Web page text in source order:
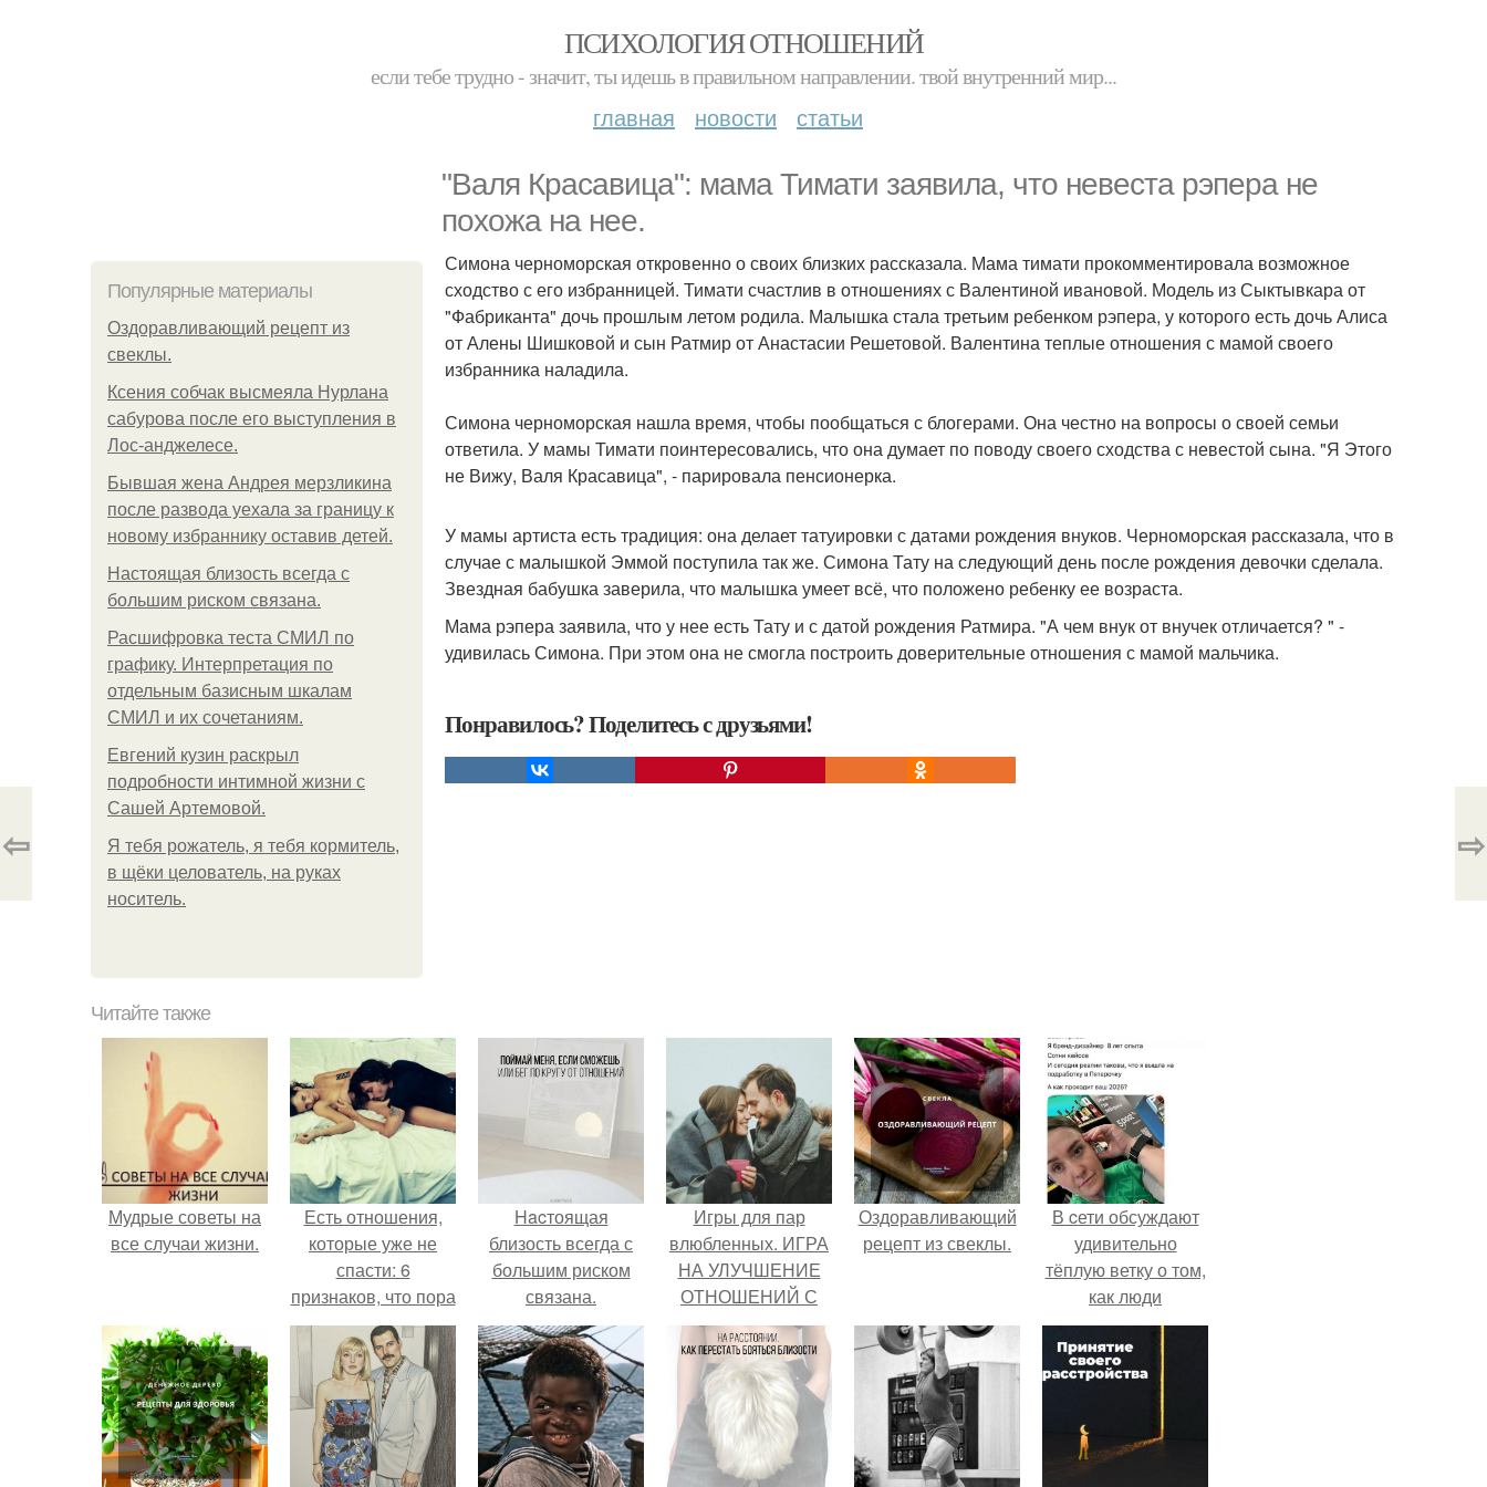
ПСИХОЛОГИЯ ОТНОШЕНИЙ
если тебе трудно - значит, ты идешь в правильном направлении. твой внутренний мир...
главная новости статьи
"Валя Красавица": мама Тимати заявила, что невеста рэпера не
похожа на нее.
Популярные материалы
Оздоравливающий рецепт из
свеклы.
Ксения собчак высмеяла Нурлана
сабурова после его выступления в
Лос-анджелесе.
Бывшая жена Андрея мерзликина
после развода уехала за границу к
новому избраннику оставив детей.
Hacтоящая близость всегда с
большим риском связана.
Расшифровка теста СМИЛ по
графику. Интерпретация по
отдельным базисным шкалам
СМИЛ и их сочетаниям.
Евгений кузин раскрыл
подробности интимной жизни с
Сашей Артемовой.
Я тебя рожатель, я тебя кормитель,
в щёки целователь, на руках
носитель.
Симона черноморская откровенно о своих близких рассказала. Мама тимати прокомментировала возможное
сходство с его избранницей. Тимати счастлив в отношениях с Валентиной ивановой. Модель из Сыктывкара от
"Фабриканта" дочь прошлым летом родила. Малышка стала третьим ребенком рэпера, у которого есть дочь Алиса
от Алены Шишковой и сын Ратмир от Анастасии Решетовой. Валентина теплые отношения с мамой своего
избранника наладила.
Симона черноморская нашла время, чтобы пообщаться с блогерами. Она честно на вопросы о своей семьи
ответила. У мамы Тимати поинтересовались, что она думает по поводу своего сходства с невестой сына. "Я Этого
не Вижу, Валя Красавица", - парировала пенсионерка.
У мамы артиста есть традиция: она делает татуировки с датами рождения внуков. Черноморская рассказала, что в
случае с малышкой Эммой поступила так же. Симона Тату на следующий день после рождения девочки сделала.
Звездная бабушка заверила, что малышка умеет всё, что положено ребенку ее возраста.
Мама рэпера заявила, что у нее есть Тату и с датой рождения Ратмира. "А чем внук от внучек отличается? " -
удивилась Симона. При этом она не смогла построить доверительные отношения с мамой мальчика.
Понравилось? Поделитесь с друзьями!
⇦ ⇨
Читайте также
Мудрые советы на
все случаи жизни.
Есть отношения,
которые уже не
спасти: 6
признаков, что пора
перестать
бороться.
Hacтоящая
близость всегда с
большим риском
связана.
Игры для пар
влюбленных. ИГРА
НА УЛУЧШЕНИЕ
ОТНОШЕНИЙ С
ЛЮБИМЫМ
Оздоравливающий
рецепт из свеклы.
В cети обсуждают
удивительно
тёплую ветку о том,
как люди
адаптируются к
новым реалиям.